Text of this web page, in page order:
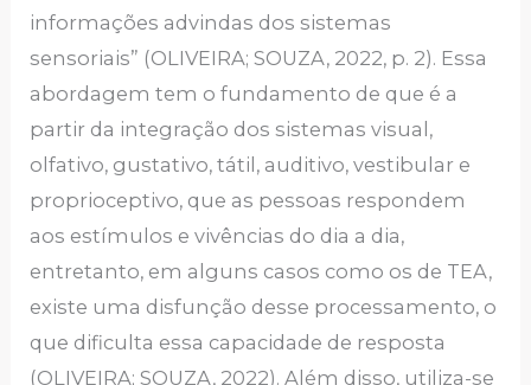
informações advindas dos sistemas
sensoriais” (OLIVEIRA; SOUZA, 2022, p. 2). Essa
abordagem tem o fundamento de que é a
partir da integração dos sistemas visual,
olfativo, gustativo, tátil, auditivo, vestibular e
proprioceptivo, que as pessoas respondem
aos estímulos e vivências do dia a dia,
entretanto, em alguns casos como os de TEA,
existe uma disfunção desse processamento, o
que dificulta essa capacidade de resposta
(OLIVEIRA; SOUZA, 2022). Além disso, utiliza-se